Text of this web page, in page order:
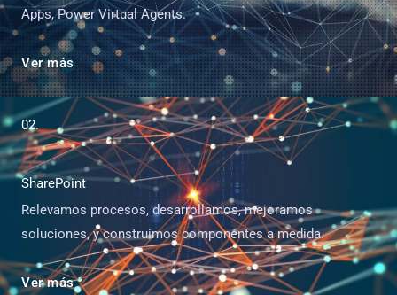
Apps, Power Virtual Agents.
Ver más
02.
SharePoint
Relevamos procesos, desarrollamos, mejoramos
soluciones, y construimos componentes a medida.
Ver más